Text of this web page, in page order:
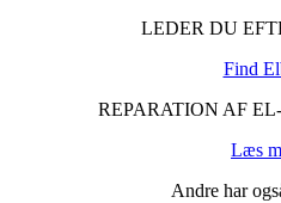
LEDER DU
Find
REPARATION AF
Læs
Andre har